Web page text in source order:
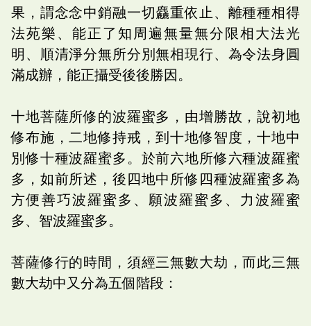
果，謂念念中銷融一切麤重依止、離種種相得
法苑樂、能正了知周遍無量無分限相大法光
明、順清淨分無所分別無相現行、為令法身圓
滿成辦，能正攝受後後勝因。
十地菩薩所修的波羅蜜多，由增勝故，說初地
修布施，二地修持戒，到十地修智度，十地中
別修十種波羅蜜多。於前六地所修六種波羅蜜
多，如前所述，後四地中所修四種波羅蜜多為
方便善巧波羅蜜多、願波羅蜜多、力波羅蜜
多、智波羅蜜多。
菩薩修行的時間，須經三無數大劫，而此三無
數大劫中又分為五個階段：